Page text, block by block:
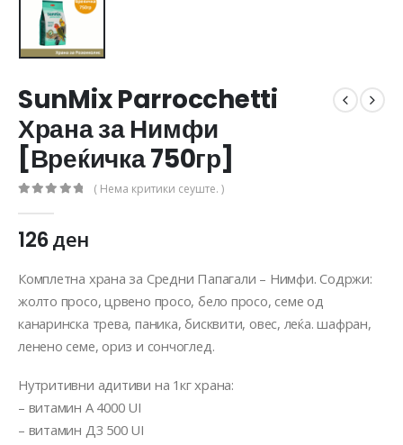
SunMix Parrocchetti
Храна за Нимфи
[Вреќичка 750гр]
( Нема критики сеуште. )
126ден
Комплетна храна за Средни Папагали – Нимфи. Содржи:
жолто просо, црвено просо, бело просо, семе од
канаринска трева, паника, бисквити, овес, леќа. шафран,
ленено семе, ориз и сончоглед.
Нутритивни адитиви на 1кг храна:
– витамин А 4000 UI
– витамин Д3 500 UI